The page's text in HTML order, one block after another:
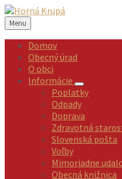
Preskočiť
na
obsah
Preskočiť
na
ľavý
panel
Preskočiť
na
pravý
panel
Preskočiť
na
pätičku
Menu
Domov
Obecný úrad
O obci
Informácie
Poplatky
Odpady
Doprava
Zdravotná
Slovenská pošta
Voľby
Mimoriadne
Obecná knižnica